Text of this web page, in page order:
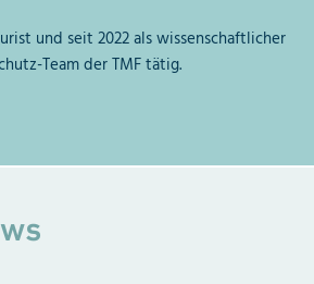
und seit 2022 als wissenschaftlicher
Team der TMF tätig.